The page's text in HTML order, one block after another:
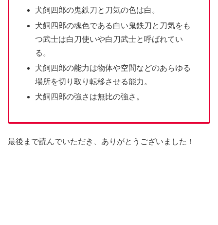
犬飼四郎の鬼鉄刀と刀気の色は白。
犬飼四郎の魂色である白い鬼鉄刀と刀気をも
つ武士は白刀使いや白刀武士と呼ばれてい
る。
犬飼四郎の能力は物体や空間などのあらゆる
場所を切り取り転移させる能力。
犬飼四郎の強さは無比の強さ。
最後まで読んでいただき、ありがとうございました！